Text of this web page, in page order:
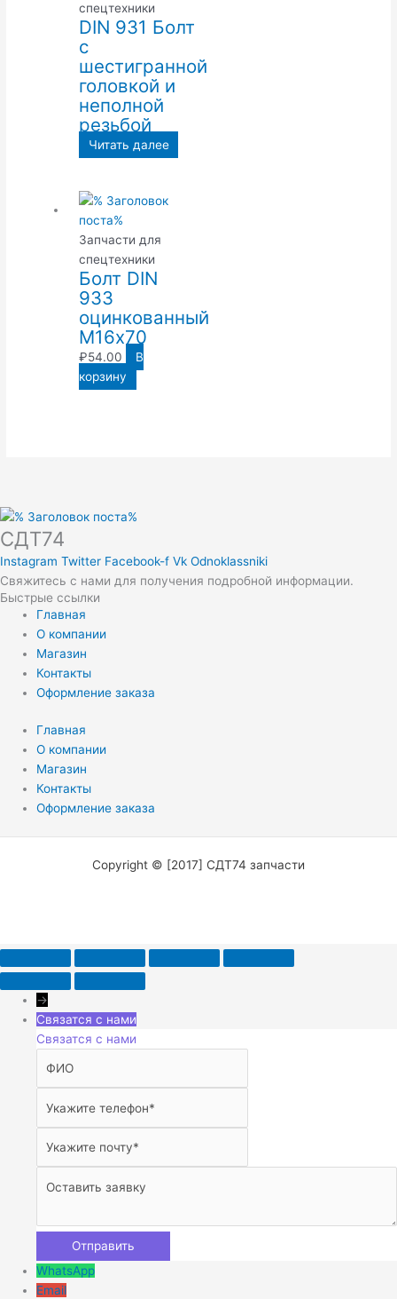
спецтехники
DIN 931 Болт
с
шестигранной
головкой и
неполной
резьбой
Читать далее
Запчасти для
спецтехники
Болт DIN
933
оцинкованный
М16х70
₽54.00
В
корзину
СДТ74
Instagram Twitter Facebook-f Vk Odnoklassniki
Свяжитесь с нами для получения подробной информации.
Быстрые ссылки
Главная
О компании
Магазин
Контакты
Оформление заказа
Главная
О компании
Магазин
Контакты
Оформление заказа
Copyright © [2017] СДТ74 запчасти
→
Связатся с нами
Связатся с нами
WhatsApp
Email